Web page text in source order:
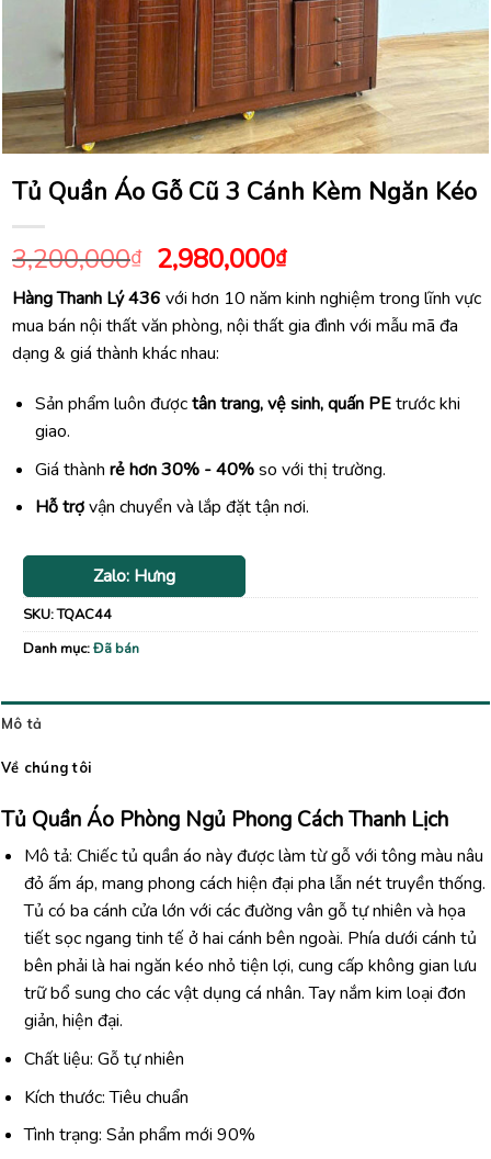
Tủ Quần Áo Gỗ Cũ 3 Cánh Kèm Ngăn Kéo
3,200,000₫ Giá
gốc
là:
3,200,000₫.
2,980,000₫Giá
hiện
tại
là:
Hàng Thanh Lý 436 với hơn 10 năm kinh nghiệm trong lĩnh vực
mua bán nội thất văn phòng, nội thất gia đình với mẫu mã đa
dạng & giá thành khác nhau:
Sản phẩm luôn đượctân trang, vệ sinh, quấn PEtrước khi
giao.
Giá thành rẻ hơn 30% - 40%so với thị trường.
Hỗ trợvận chuyển và lắp đặt tận nơi.
Zalo: Hưng
SKU:TQAC44
Danh mục:Đã bán
Mô tả
Về chúng tôi
Tủ Quần Áo Phòng Ngủ Phong Cách Thanh Lịch
Mô tả: Chiếc tủ quần áo này được làm từ gỗ với tông màu nâu
đỏ ấm áp, mang phong cách hiện đại pha lẫn nét truyền thống.
Tủ có ba cánh cửa lớn với các đường vân gỗ tự nhiên và họa
tiết sọc ngang tinh tế ở hai cánh bên ngoài. Phía dưới cánh tủ
bên phải là hai ngăn kéo nhỏ tiện lợi, cung cấp không gian lưu
trữ bổ sung cho các vật dụng cá nhân. Tay nắm kim loại đơn
giản, hiện đại.
Chất liệu: Gỗ tự nhiên
Kích thước: Tiêu chuẩn
Tình trạng: Sản phẩm mới 90%